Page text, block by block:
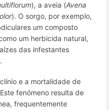
), a aveia (Avena
). O sorgo, por exemplo,
um composto
um herbicida natural,
das infestantes
e a mortalidade de
fenómeno resulta de
frequentemente